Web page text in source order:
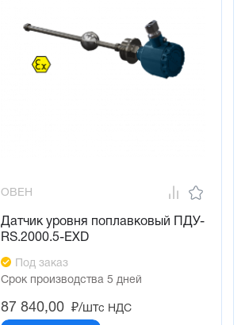
ОВЕН
Датчик уровня поплавковый ПДУ-
RS.2000.5-ЕХD
Под заказ
Срок производства 5 дней
87 840,00 ₽/штс НДС